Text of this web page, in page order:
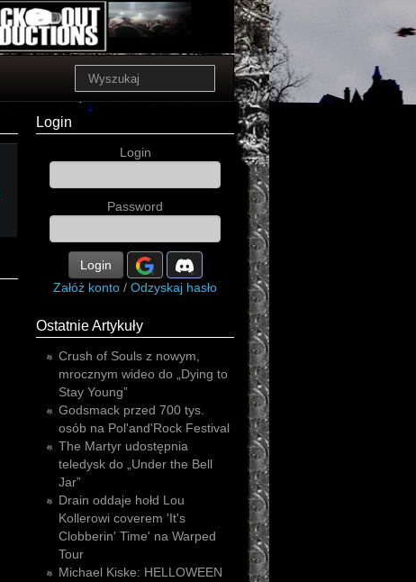
Login
Login
Password
Login
Załóż konto / Odzyskaj hasło
Ostatnie Artykuły
Crush of Souls z nowym,
mrocznym wideo do „Dying to
Stay Young”
Godsmack przed 700 tys.
osób na Pol'and'Rock Festival
The Martyr udostępnia
teledysk do „Under the Bell
Jar”
Drain oddaje hołd Lou
Kollerowi coverem 'It's
Clobberin' Time' na Warped
Tour
Michael Kiske: HELLOWEEN